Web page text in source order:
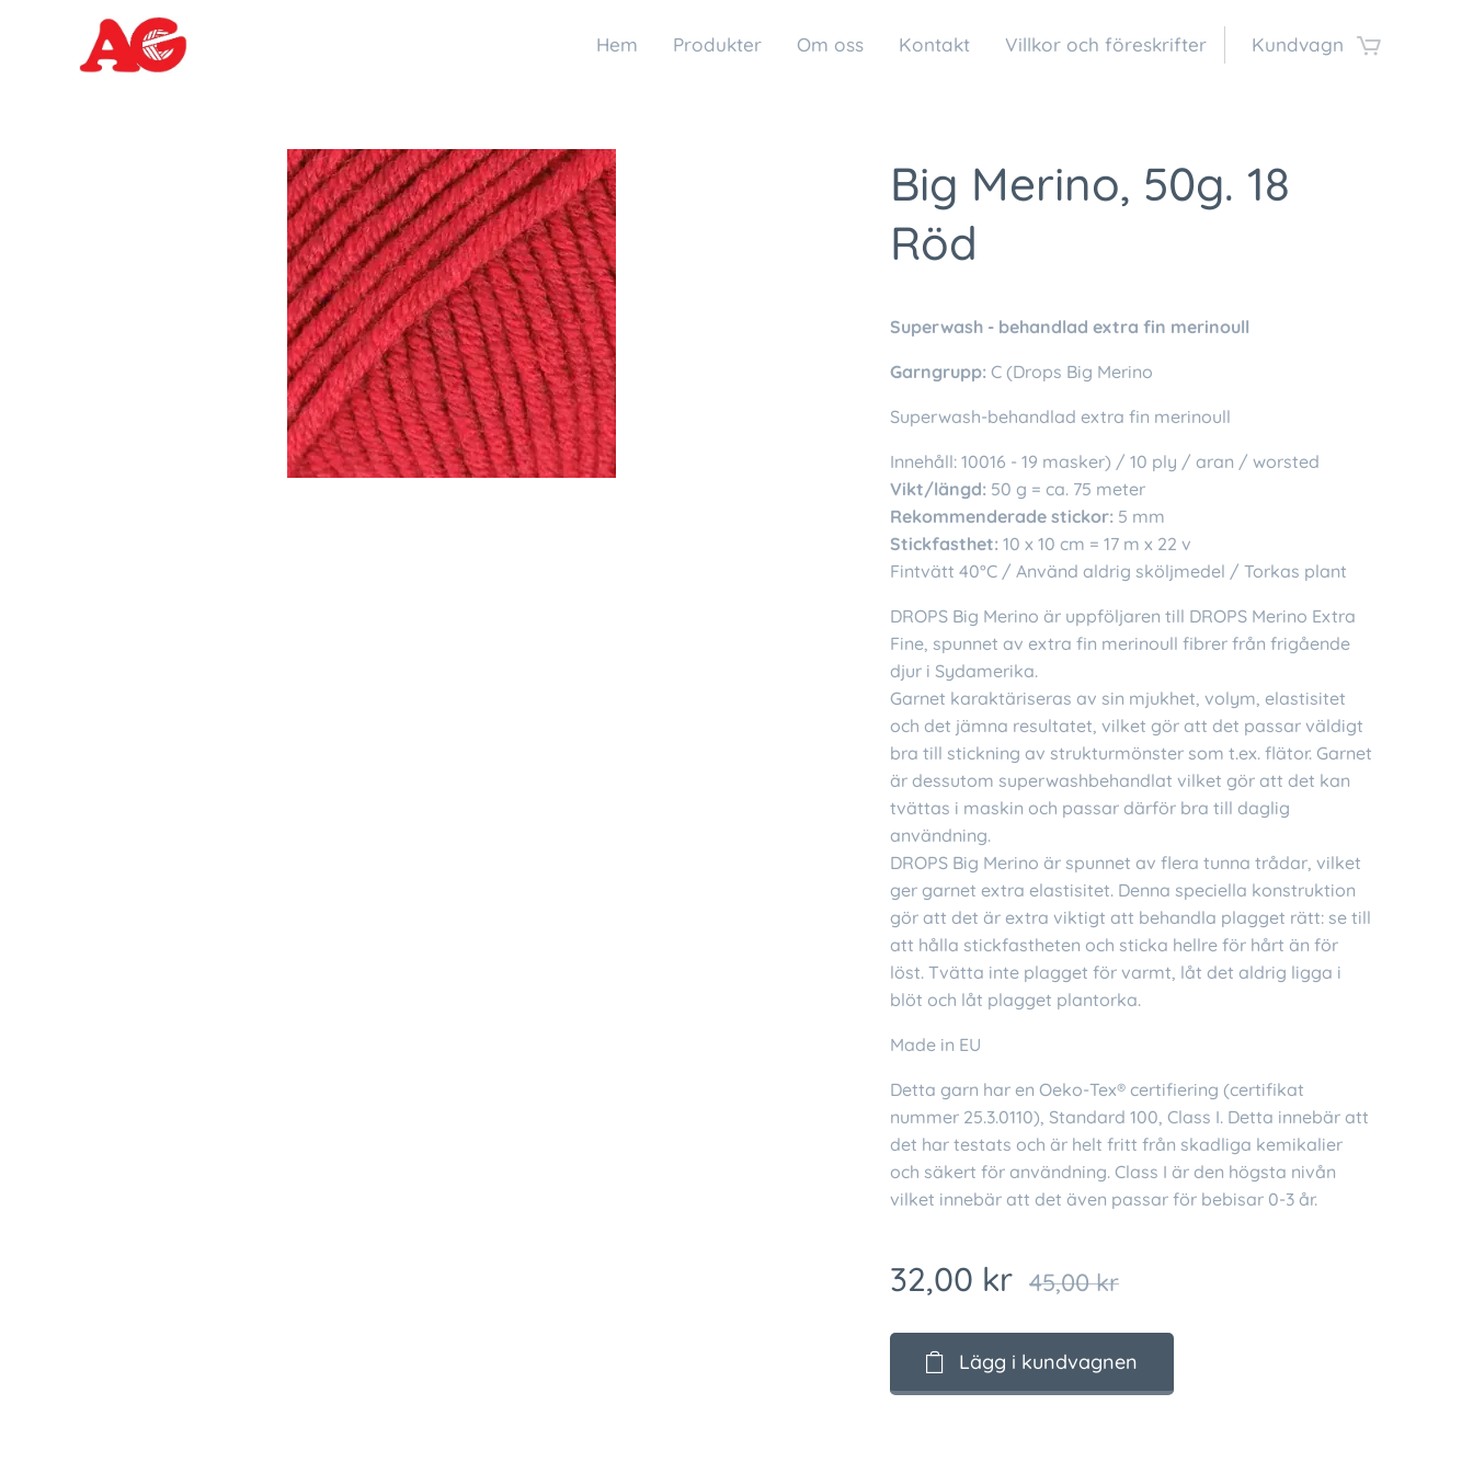
Hem Produkter Om oss Kontakt Villkor och föreskrifter Kundvagn
Big Merino, 50g. 18
Röd
Superwash - behandlad extra fin merinoull
Garngrupp: C (Drops Big Merino
Superwash-behandlad extra fin merinoull
Innehåll: 10016 - 19 masker) / 10 ply / aran / worsted
Vikt/längd: 50 g = ca. 75 meter
Rekommenderade stickor: 5 mm
Stickfasthet: 10 x 10 cm = 17 m x 22 v
Fintvätt 40°C / Använd aldrig sköljmedel / Torkas plant
DROPS Big Merino är uppföljaren till DROPS Merino Extra
Fine, spunnet av extra fin merinoull fibrer från frigående
djur i Sydamerika.
Garnet karaktäriseras av sin mjukhet, volym, elastisitet
och det jämna resultatet, vilket gör att det passar väldigt
bra till stickning av strukturmönster som t.ex. flätor. Garnet
är dessutom superwashbehandlat vilket gör att det kan
tvättas i maskin och passar därför bra till daglig
användning.
DROPS Big Merino är spunnet av flera tunna trådar, vilket
ger garnet extra elastisitet. Denna speciella konstruktion
gör att det är extra viktigt att behandla plagget rätt: se till
att hålla stickfastheten och sticka hellre för hårt än för
löst. Tvätta inte plagget för varmt, låt det aldrig ligga i
blöt och låt plagget plantorka.
Made in EU
Detta garn har en Oeko-Tex® certifiering (certifikat
nummer 25.3.0110), Standard 100, Class I. Detta innebär att
det har testats och är helt fritt från skadliga kemikalier
och säkert för användning. Class I är den högsta nivån
vilket innebär att det även passar för bebisar 0-3 år.
32,00 kr 45,00kr
Lägg i kundvagnen